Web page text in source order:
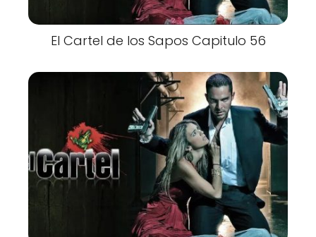
El Cartel de los Sapos Capitulo 56